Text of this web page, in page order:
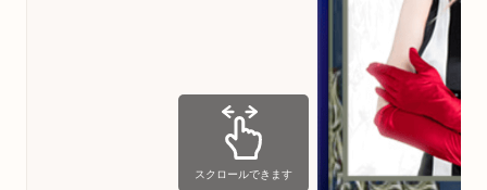
スクロールできます